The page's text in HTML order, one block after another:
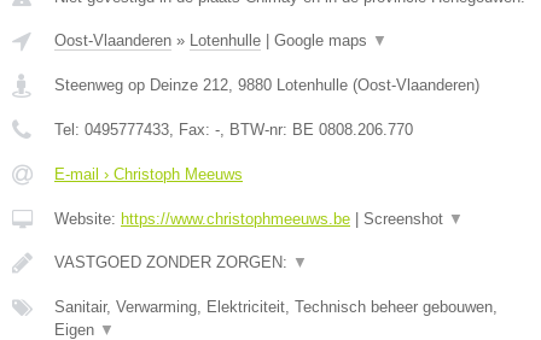
Oost-Vlaanderen » Lotenhulle | Google maps ▼
Steenweg op Deinze 212 9880 Lotenhulle (Oost-Vlaanderen)
Tel: 0495777433 , Fax: - , BTW-nr: BE 0808.206.770
E-mail › Christoph Meeuws
Website: https://www.christophmeeuws.be | Screenshot ▼
VASTGOED ZONDER ZORGEN: ▼
Sanitair, Verwarming, Elektriciteit, Technisch beheer gebouwen,
Eigen ▼